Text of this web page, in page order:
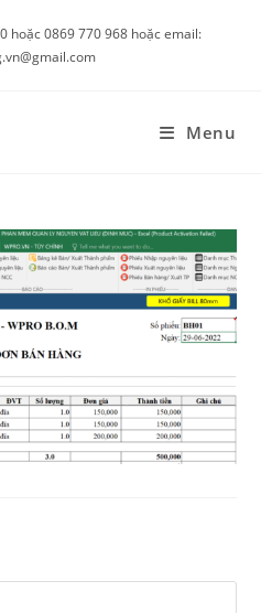
hoặc 0869 770 968 hoặc email:
Menu